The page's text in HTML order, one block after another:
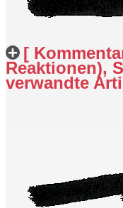
[
Reaktionen),
verwandte